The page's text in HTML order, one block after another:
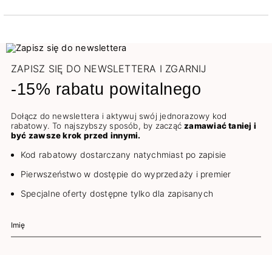
ZAPISZ SIĘ DO NEWSLETTERA I ZGARNIJ
-15% rabatu powitalnego
Dołącz do newslettera i aktywuj swój jednorazowy kod
rabatowy. To najszybszy sposób, by zacząćzamawiać taniej i
być zawsze krok przed innymi.
Kod rabatowy dostarczany natychmiast po zapisie
Pierwszeństwo w dostępie do wyprzedaży i premier
Specjalne oferty dostępne tylko dla zapisanych